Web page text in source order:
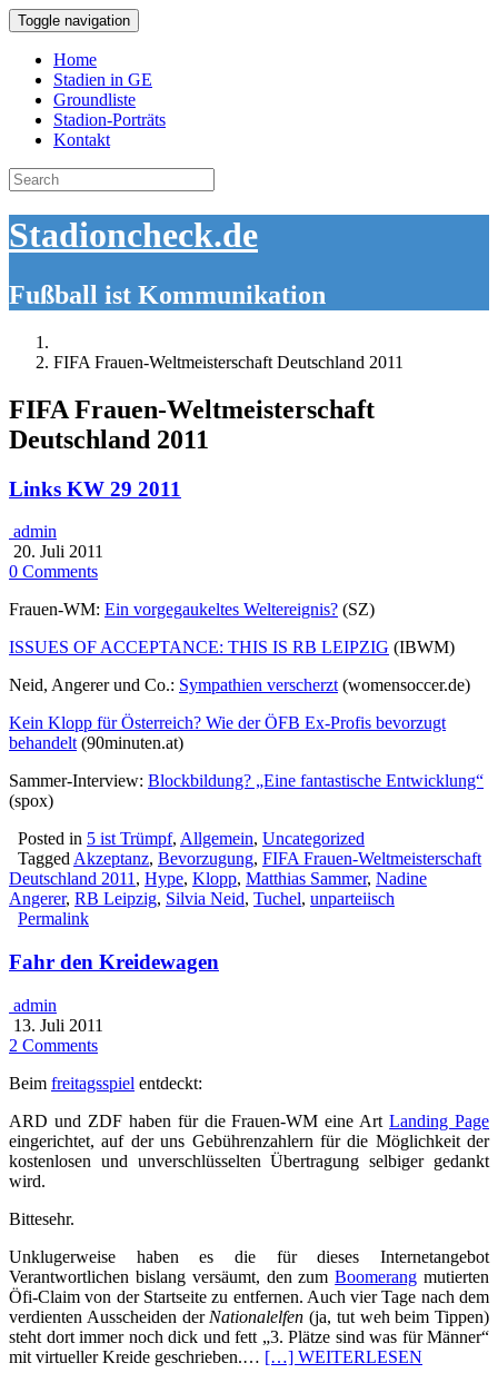
Toggle navigation
Home
Stadien in GE
Groundliste
Stadion-Porträts
Kontakt
Search
for:
Stadioncheck.de
Fußball ist Kommunikation
FIFA Frauen-Weltmeisterschaft Deutschland 2011
FIFA Frauen-Weltmeisterschaft
Deutschland 2011
Links KW 29 2011
admin
20. Juli 2011
0 Comments
Frauen-WM: Ein vorgegaukeltes Weltereignis? (SZ)
ISSUES OF ACCEPTANCE: THIS IS RB LEIPZIG (IBWM)
Neid, Angerer und Co.: Sympathien verscherzt (womensoccer.de)
Kein Klopp für Österreich? Wie der ÖFB Ex-Profis bevorzugt
behandelt (90minuten.at)
Sammer-Interview: Blockbildung? „Eine fantastische Entwicklung“
(spox)
Posted in 5 ist Trümpf, Allgemein, Uncategorized
Tagged Akzeptanz, Bevorzugung, FIFA Frauen-Weltmeisterschaft
Deutschland 2011 , Hype, Klopp, Matthias Sammer, Nadine
Angerer, RB Leipzig, Silvia Neid, Tuchel, unparteiisch
Permalink
Fahr den Kreidewagen
admin
13. Juli 2011
2 Comments
Beim freitagsspiel entdeckt:
ARD und ZDF haben für die Frauen-WM eine ArtLanding Page
eingerichtet, auf der uns Gebührenzahlern für die Möglichkeit der
kostenlosen und unverschlüsselten Übertragung selbiger gedankt
wird.
Bittesehr.
Unklugerweise haben es die für dieses Internetangebot
Verantwortlichen bislang versäumt, den zumBoomerang mutierten
Öfi-Claim von der Startseite zu entfernen. Auch vier Tage nach dem
verdienten Ausscheiden der Nationalelfen (ja, tut weh beim Tippen)
steht dort immer noch dick und fett „3. Plätze sind was für Männer“
mit virtueller Kreide geschrieben.… […] WEITERLESEN